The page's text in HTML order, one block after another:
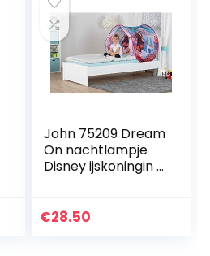
John 75209 Dream
On nachtlampje
Disney ijskoningin 2
droomtent, violet
€28.50